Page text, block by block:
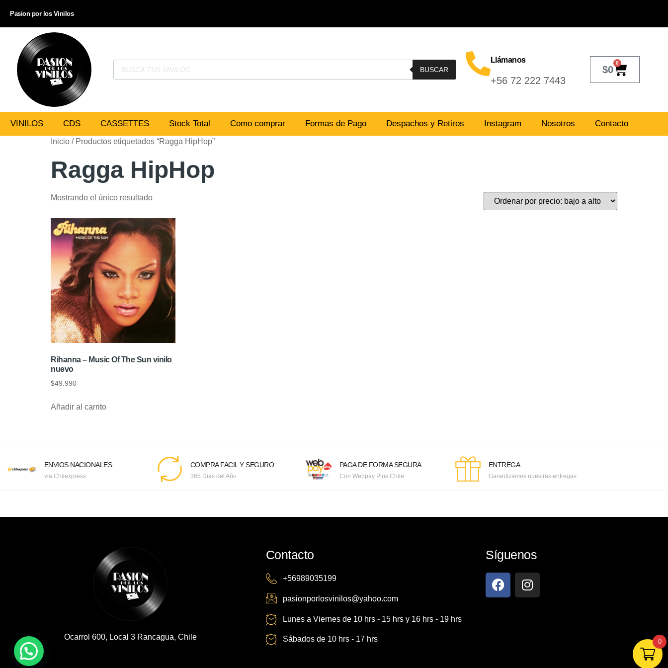
Pasion por los Vinilos
BUSCAR
Llámanos
+56 72 222 7443
$0
0
VINILOS CDS CASSETTES Stock Total Como comprar Formas de Pago Despachos y Retiros Instagram Nosotros Contacto
Inicio / Productos etiquetados “Ragga HipHop”
Ragga HipHop
Mostrando el único resultado
Rihanna – Music Of The Sun vinilo
nuevo
$49.990
Añadir al carrito
ENVIOS NACIONALES
via Chilexpress
COMPRA FACIL Y SEGURO
365 Dias del Año
PAGA DE FORMA SEGURA
Con Webpay Plus Chile
ENTREGA
Garantizamos nuestras entregas
Ocarrol 600, Local 3 Rancagua, Chile
Contacto
+56989035199
pasionporlosvinilos@yahoo.com
Lunes a Viernes de 10 hrs - 15 hrs y 16 hrs - 19 hrs
Sábados de 10 hrs - 17 hrs
Síguenos
0